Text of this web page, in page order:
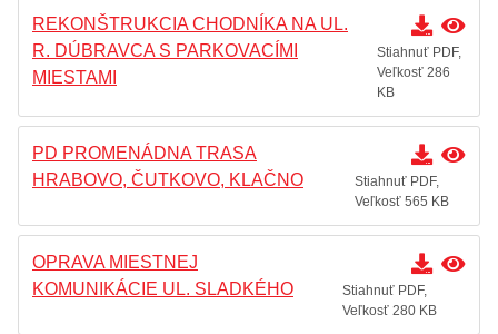
REKONŠTRUKCIA CHODNÍKA NA UL.
R. DÚBRAVCA S PARKOVACÍMI
MIESTAMI
Stiahnuť PDF,
Veľkosť 286
KB
PD PROMENÁDNA TRASA
HRABOVO, ČUTKOVO, KLAČNO
Stiahnuť PDF,
Veľkosť 565 KB
OPRAVA MIESTNEJ
KOMUNIKÁCIE UL. SLADKÉHO
Stiahnuť PDF,
Veľkosť 280 KB